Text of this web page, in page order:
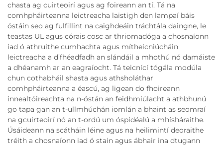
chasta ag cuirteoirí agus ag foireann an tí. Tá na
comhpháirteanna leictreacha laistigh den lampaí báis
óstáin seo ag fulfillint na caighdeáin tráchtála daingne, le
teastas UL agus córais cosc ar thriomadóga a chosnaíonn
iad ó athruithe cumhachta agus mítheicniúcháin
leictreacha a d’fhéadfadh an slándáil a mhothú nó damáiste
a dhéanamh ar an eagraíocht. Tá teicnící tógála modúla
chun cothabháil shasta agus athsholáthar
comhpháirteanna a éascú, ag ligean do fhoireann
innealtóireachta na n-óstán an feidhmiúlacht a athbhunú
go tapa gan an t-ullmhúchán iomlán a bhaint as seomraí
na gcuirteoirí nó an t-ordú um óspidéalú a mhísháraithe.
Úsáideann na scátháin léine agus na heilimintí deoraithe
tréith a chosnaíonn iad ó stain agus ábhair ina dtugann